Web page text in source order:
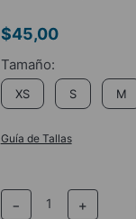
$45,00
XS S M
Guía de Tallas
＋
－